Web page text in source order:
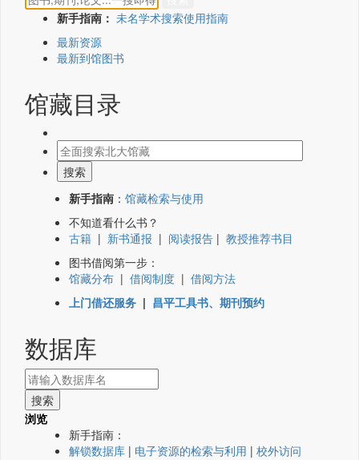
新手指南： 未名学术搜索使用指南
最新资源
最新到馆图书
馆藏目录
新手指南 ： 馆藏检索与使用
不知道看什么书？
古籍 | 新书通报 | 阅读报告 | 教授推荐书目
图书借阅第一步：
馆藏分布 | 借阅制度 | 借阅方法
上门借还服务 | 昌平工具书、期刊预约
数据库
浏览
新手指南：
解锁数据库 | 电子资源的检索与利用 | 校外访问